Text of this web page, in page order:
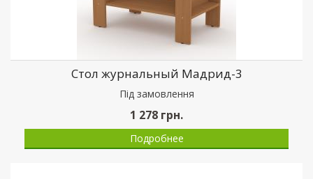
Стол журнальный Мадрид-3
Пiд замовлення
1 278 грн.
Подробнее